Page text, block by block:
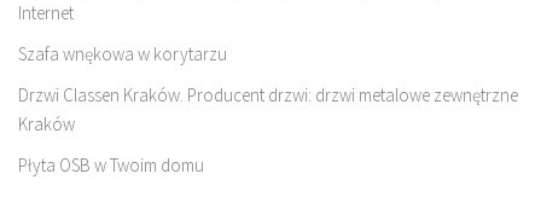
Internet
Szafa wnękowa w korytarzu
Drzwi Classen Kraków. Producent drzwi: drzwi metalowe zewnętrzne
Kraków
Płyta OSB w Twoim domu